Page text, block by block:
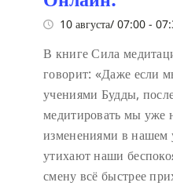
10 августа/ 07:00 -
В книге Сила
говорит: «Даже если
учениями Будды,
медитировать мы уже
изменениями в нашем
утихают наши
смену всё быстрее